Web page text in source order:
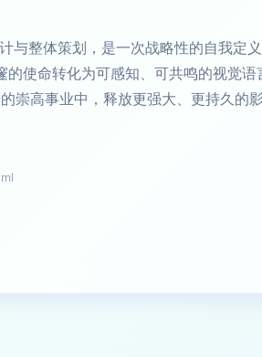
整体策划，是一次战略性的自我定
的使命转化为可感知、可共鸣的视觉
崇高事业中，释放更强大、更持久